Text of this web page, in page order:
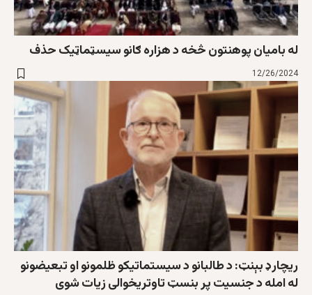
له بامیان پوهنتون څخه د هزاره ګانو سیسټماټیک حذف
12/26/2024
ریچارډ بېنټ: د طالبانو د سیستماتیکو ظلمونو او تبعیضونو
له امله د جنسیت پر بنسټ تاوتریخوالی زیات شوی